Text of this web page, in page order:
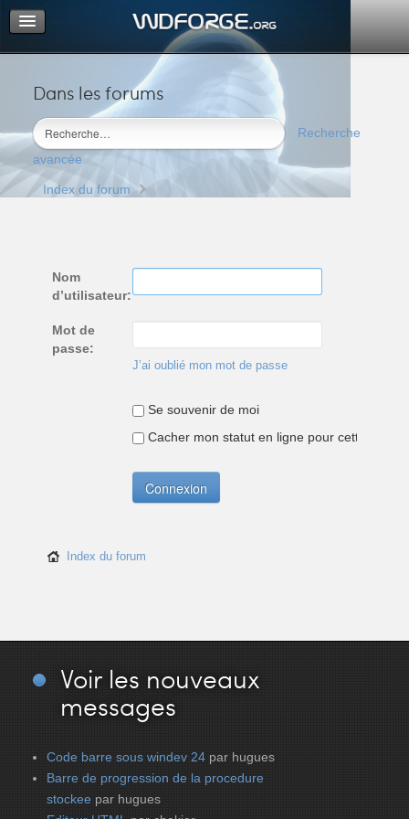
Dans les forums
Recherche
avancée
Portail
Index du forum
M’enregistrer
Connexion
Index du forum
Nom
d’utilisateur:
Mot de
passe:
J’ai oublié mon mot de passe
Se souvenir de moi
Cacher mon statut en ligne pour cette
Index du forum
Voir les nouveaux
messages
Code barre sous windev 24 par hugues
Barre de progression de la procedure
stockee par hugues